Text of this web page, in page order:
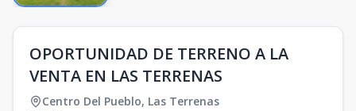
OPORTUNIDAD DE TERRENO A LA
VENTA EN LAS TERRENAS
Centro Del Pueblo, Las Terrenas